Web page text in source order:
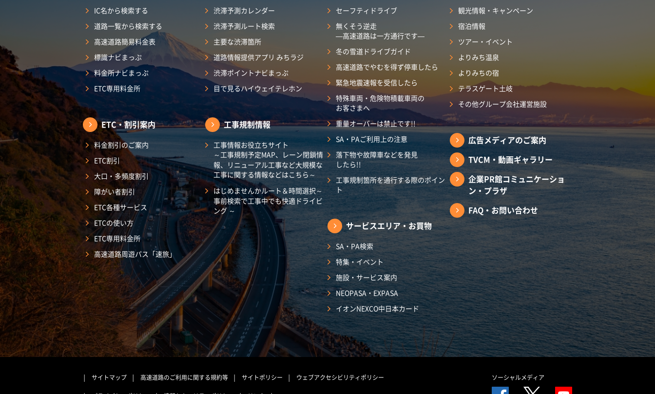
IC名から検索する
道路一覧から検索する
高速道路簡易料金表
標識ナビまっぷ
料金所ナビまっぷ
ETC専用料金所
ETC・割引案内
料金割引のご案内
ETC割引
大口・多頻度割引
障がい者割引
ETC各種サービス
ETCの使い方
ETC専用料金所
高速道路周遊パス「速旅」
渋滞予測カレンダー
渋滞予測ルート検索
主要な渋滞箇所
道路情報提供アプリ みちラジ
渋滞ポイントナビまっぷ
目で見るハイウェイテレホン
工事規制情報
工事情報お役立ちサイト
～工事規制予定MAP、レーン閉鎖情
報、リニューアル工事など大規模な
工事に関する情報などはこちら～
はじめませんかルート＆時間選択～
事前検索で工事中でも快適ドライビ
ング ～
セーフティドライブ
無くそう逆走
―高速道路は一方通行です―
冬の雪道ドライブガイド
高速道路でやむを得ず停車したら
緊急地震速報を受信したら
特殊車両・危険物積載車両の
お客さまへ
重量オーバーは禁止です!!
SA・PAご利用上の注意
落下物や故障車などを発見
したら!!
工事規制箇所を通行する際のポイン
ト
サービスエリア・お買物
SA・PA検索
特集・イベント
施設・サービス案内
NEOPASA・EXPASA
イオンNEXCO中日本カード
観光情報・キャンペーン
宿泊情報
ツアー・イベント
よりみち温泉
よりみちの宿
テラスゲート土岐
その他グループ会社運営施設
広告メディアのご案内
TVCM・動画ギャラリー
企業PR館コミュニケーショ
ン・プラザ
FAQ・お問い合わせ
サイトマップ 高速道路のご利用に関する規約等 サイトポリシー ウェブアクセシビリティポリシー ソーシャルメディア